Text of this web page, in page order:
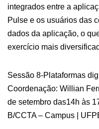
integrados entre a
Pulse e os usuários das
dados da aplicação, o
exercício mais
Sessão 8-Plataformas
Coordenação: Willian
de setembro das14h às
B/CCTA – Campus |